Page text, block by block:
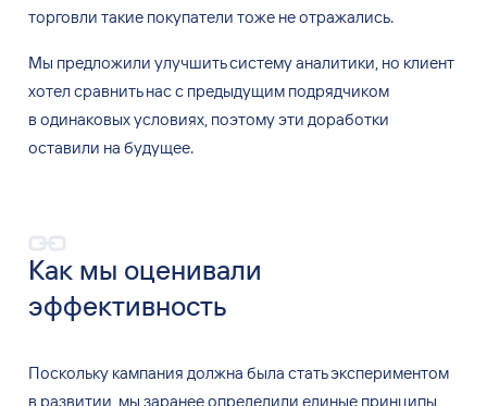
торговли такие покупатели тоже неотражались.
Мы предложили улучшить систему аналитики, но клиент
хотел сравнить нас с предыдущим подрядчиком
в одинаковых условиях, поэтому эти доработки
оставили на будущее.
Как мы оценивали
эффективность
Поскольку кампания должна была стать экспериментом
в развитии, мы заранее определили единые принципы